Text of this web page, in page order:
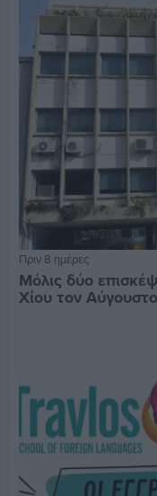
Πριν 8 ημέρες
Μόλις δύο
Χίου τον Αύγουστο